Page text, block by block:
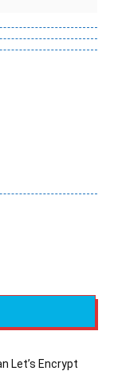
Let’s Encrypt